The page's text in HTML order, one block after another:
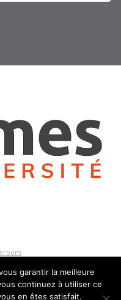
garantir la meilleure
continuez à utiliser ce
en êtes satisfait.